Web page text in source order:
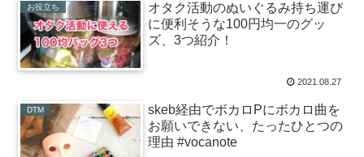
お役立ち
オタク活動のぬいぐるみ持ち運び
に便利そうな100円均一のグッ
ズ、3つ紹介！
2021.08.27
DTM
skeb経由でボカロPにボカロ曲を
お願いできない、たったひとつの
理由 #vocanote